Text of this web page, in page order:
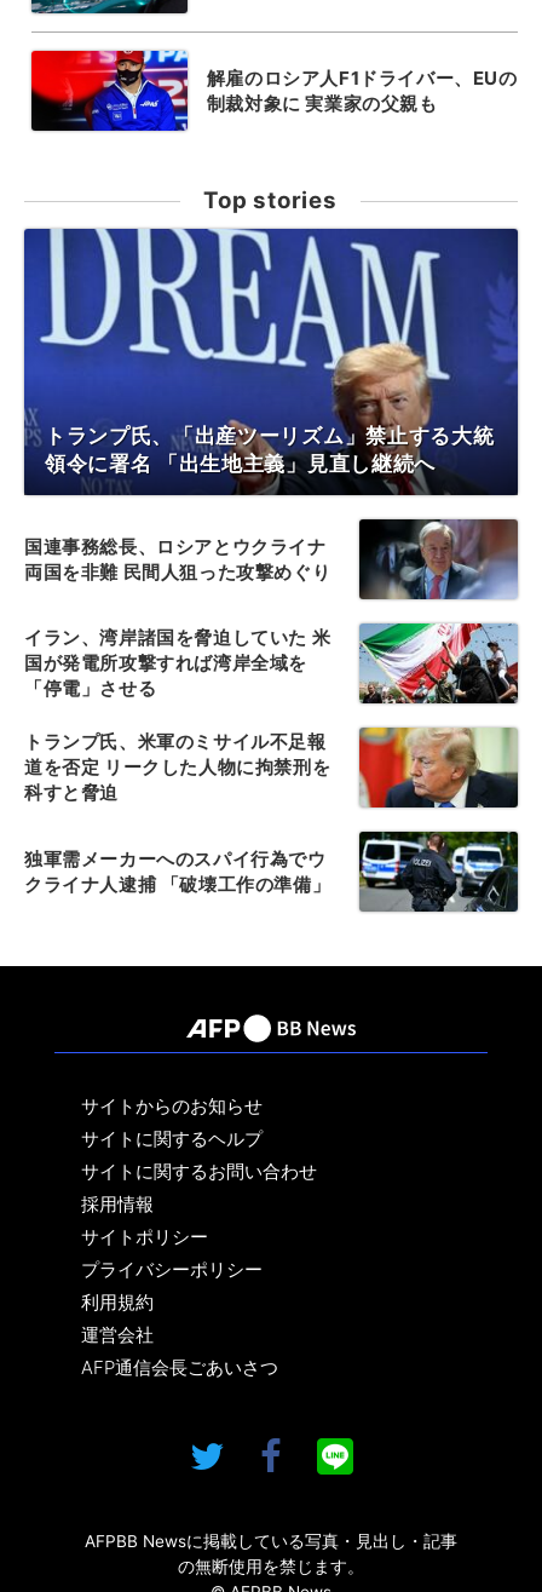
解雇のロシア人F1ドライバー、EUの
制裁対象に 実業家の父親も
Top stories
トランプ氏、「出産ツーリズム」禁止する大統
領令に署名 「出生地主義」見直し継続へ
国連事務総長、ロシアとウクライナ
両国を非難 民間人狙った攻撃めぐり
イラン、湾岸諸国を脅迫していた 米
国が発電所攻撃すれば湾岸全域を
「停電」させる
トランプ氏、米軍のミサイル不足報
道を否定 リークした人物に拘禁刑を
科すと脅迫
独軍需メーカーへのスパイ行為でウ
クライナ人逮捕 「破壊工作の準備」
サイトからのお知らせ
サイトに関するヘルプ
サイトに関するお問い合わせ
採用情報
サイトポリシー
プライバシーポリシー
利用規約
運営会社
AFP通信会長ごあいさつ
AFPBB Newsに掲載している写真・見出し・記事
の無断使用を禁じます。